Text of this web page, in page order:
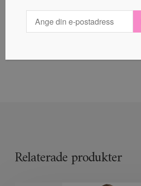
Tvättråd: 40 grader
Relaterade produkter